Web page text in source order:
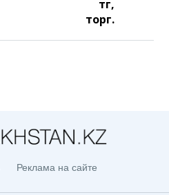
тг,
торг.
Реклама на сайте